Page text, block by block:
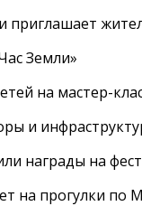
Земли»
на мастер-
и
награды на
на прогулки по